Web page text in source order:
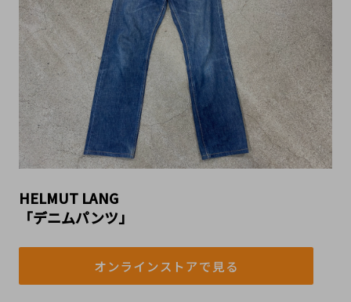
HELMUT LANG
「デニムパンツ」
オンラインストアで見る